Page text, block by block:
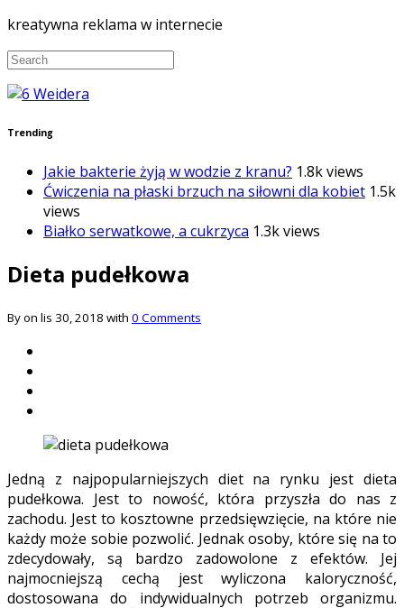
kreatywna reklama w internecie
Trending
Jakie bakterie żyją w wodzie z kranu? 1.8k views
Ćwiczenia na płaski brzuch na siłowni dla kobiet 1.5k
views
Białko serwatkowe, a cukrzyca 1.3k views
Dieta pudełkowa
By on lis 30, 2018 with 0 Comments
Jedną z najpopularniejszych diet na rynku jest dieta
pudełkowa. Jest to nowość, która przyszła do nas z
zachodu. Jest to kosztowne przedsięwzięcie, na które nie
każdy może sobie pozwolić. Jednak osoby, które się na to
zdecydowały, są bardzo zadowolone z efektów. Jej
najmocniejszą cechą jest wyliczona kaloryczność,
dostosowana do indywidualnych potrzeb organizmu.